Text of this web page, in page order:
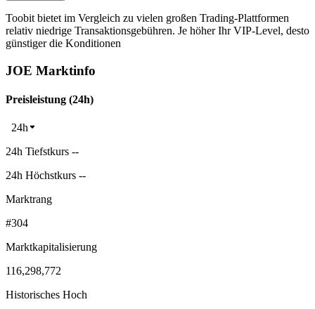
Toobit bietet im Vergleich zu vielen großen Trading-Plattformen
relativ niedrige Transaktionsgebühren. Je höher Ihr VIP-Level, desto
günstiger die Konditionen
JOE Marktinfo
Preisleistung (24h)
24h
24h Tiefstkurs --
24h Höchstkurs --
Marktrang
#304
Marktkapitalisierung
116,298,772
Historisches Hoch